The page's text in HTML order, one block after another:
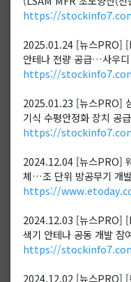
https://
2025.01.24 [뉴스PRO]
안테나 전량 공급…사우
https://
2025.01.23 [뉴스PRO]
기식 수평안정화 장치 공
https://
2024.12.04 [뉴스PRO]
체…조 단위 방공무기 개
https://
2024.12.03 [뉴스PRO]
색기 안테나 공동 개발
https://
2024.12.02 [뉴스PRO] [